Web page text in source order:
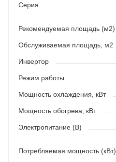
Серия
Рекомендуемая площадь (м2)
Обслуживаемая площадь, м2
Инвертор
Режим работы
Мощность охлаждения, кВт
Мощность обогрева, кВт
Электропитание (В)
Потребляемая мощность (кВт)